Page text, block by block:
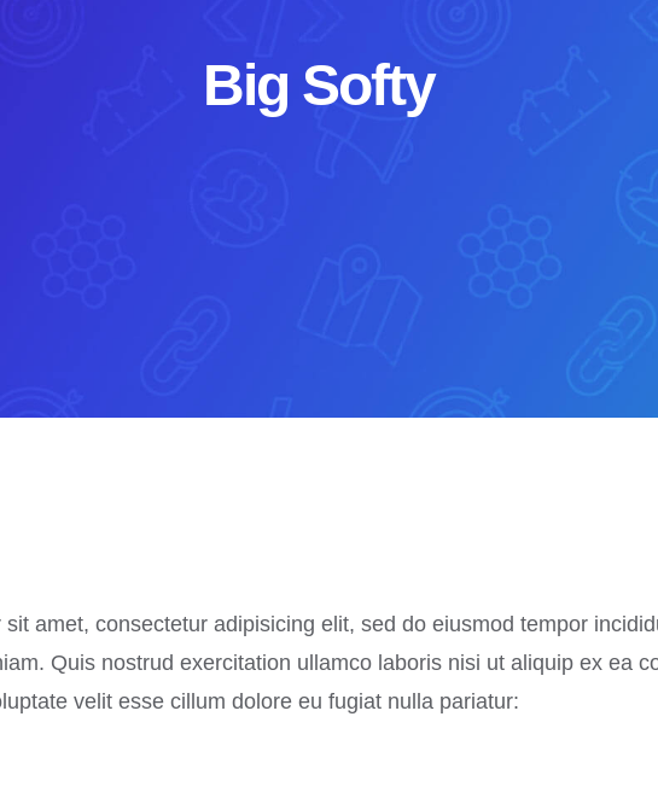
Big Softy
amet, consectetur adipisicing elit, sed do eiusmod tempor
Quis nostrud exercitation ullamco laboris nisi ut aliquip ex ea
velit esse cillum dolore eu fugiat nulla pariatur: